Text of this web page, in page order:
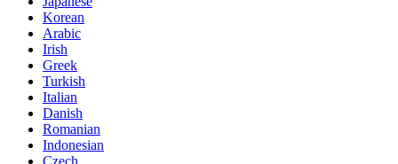
Korean
Arabic
Irish
Greek
Turkish
Italian
Danish
Romanian
Indonesian